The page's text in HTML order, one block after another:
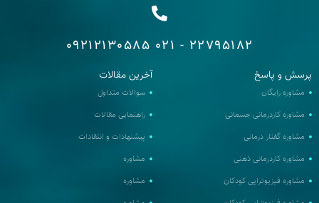
22795182 - 021
09212130585
پرسش و پاسخ
مشاوره رایگان
مشاوره کاردرمانی جسمانی
مشاوره گفتار درمانی
مشاوره کاردرمانی ذهنی
مشاوره فیزیوتراپی کودکان
آخرین مقالات
سوالات متداول
راهنمایی مقالات
پیشنهادات و انتقادات
مشاوره
مشاوره